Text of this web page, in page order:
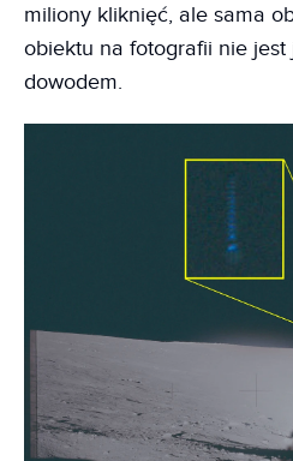
miliony kliknięć, ale sama
obiektu na fotografii nie jest
dowodem.